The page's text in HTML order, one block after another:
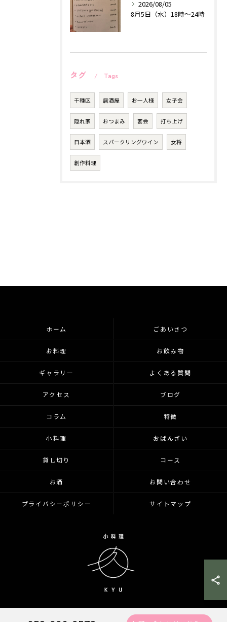
2026/08/05
8月5日（水）18時〜24時
タグ Tags
千種区 居酒屋 お一人様 女子会
隠れ家 おつまみ 宴会 打ち上げ
日本酒 スパークリングワイン 女将
創作料理
ホーム ごあいさつ
お料理 お飲み物
ギャラリー よくある質問
アクセス ブログ
コラム 特徴
小料理 おばんざい
貸し切り コース
お酒 お問い合わせ
プライバシーポリシー サイトマップ